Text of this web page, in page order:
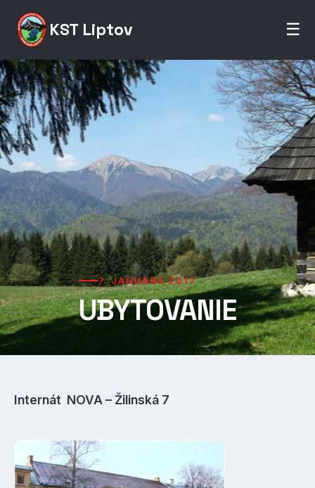
KST Liptov ☰
7. JANUÁRA 2017
UBYTOVANIE
Internát NOVA – Žilinská 7